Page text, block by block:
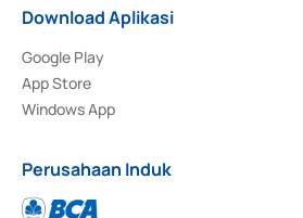
Download Aplikasi
Google Play
App Store
Windows App
Perusahaan Induk